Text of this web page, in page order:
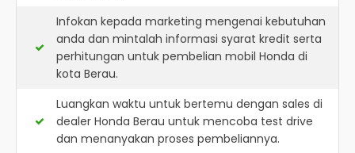
Infokan kepada marketing mengenai kebutuhan
anda dan mintalah informasi syarat kredit serta
perhitungan untuk pembelian mobil Honda di
kota Berau.
Luangkan waktu untuk bertemu dengan sales di
dealer Honda Berau untuk mencoba test drive
dan menanyakan proses pembeliannya.